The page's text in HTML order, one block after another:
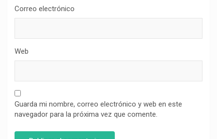
Correo electrónico
Web
Guarda mi nombre, correo electrónico y web en este
navegador para la próxima vez que comente.